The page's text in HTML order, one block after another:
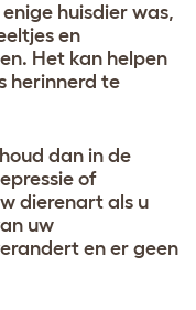
huisdier was,
en
Het kan helpen
herinnerd te
dan in de
of
dierenart als u
uw
en er geen